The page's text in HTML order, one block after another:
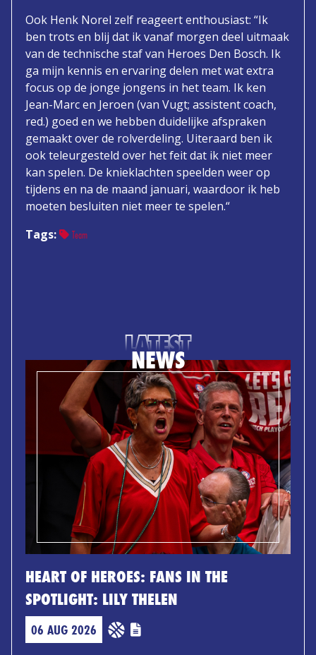
Ook Henk Norel zelf reageert enthousiast: “Ik
ben trots en blij dat ik vanaf morgen deel uitmaak
van de technische staf van Heroes Den Bosch. Ik
ga mijn kennis en ervaring delen met wat extra
focus op de jonge jongens in het team. Ik ken
Jean-Marc en Jeroen (van Vugt; assistent coach,
red.) goed en we hebben duidelijke afspraken
gemaakt over de rolverdeling. Uiteraard ben ik
ook teleurgesteld over het feit dat ik niet meer
kan spelen. De knieklachten speelden weer op
tijdens en na de maand januari, waardoor ik heb
moeten besluiten niet meer te spelen.“
Tags:
Team
LATEST
NEWS
HEART OF HEROES: FANS IN THE
SPOTLIGHT: LILY THELEN
06 AUG 2026